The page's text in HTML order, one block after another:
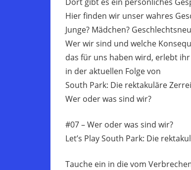
Hier finden wir unser wahres
Junge? Mädchen?
Wer wir sind und welche
das für uns haben wird, erlebt
in der aktuellen Folge von
South Park: Die rektakuläre
Wer oder was sind wir?
#07 – Wer oder was sind wir?
Let’s Play South Park: Die
Tauche ein in die vom